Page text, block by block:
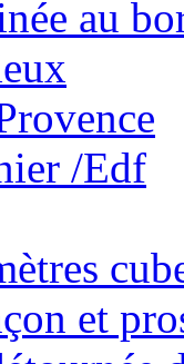
au
/Edf
et